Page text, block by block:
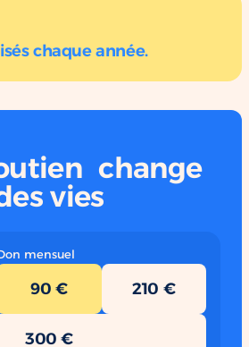
chaque année.
change
vies
mensuel
90 € 210 €
300 €